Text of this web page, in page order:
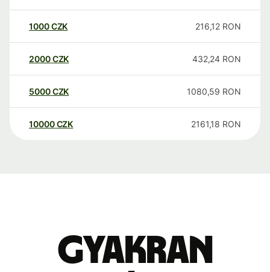
1000CZK 216,12 RON
2000CZK 432,24 RON
5000CZK 1080,59 RON
10000 CZK 2161,18 RON
Gyakran